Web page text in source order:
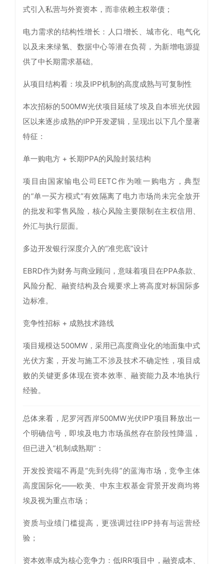
式引入私营与外资资本，而非依赖主权举债；
电力需求的结构性增长：人口增长、城市化、电气化
以及未来绿氢、数据中心等潜在负荷，为新增电源提
供了中长期需求基础。
从项目结构看：埃及IPP机制的高度成熟与可复制性
本次招标的500MW光伏项目延续了埃及自本班光伏园
区以来逐步成熟的IPP开发逻辑，呈现出以下几个显著
特征：
单一购电方 + 长期PPA的风险封装结构
项目由国家输电公司EETC作为唯一购电方，典型
的“单一买方模式”有效隔离了电力市场尚未完全放开
的批发和零售风险，核心风险主要限制在主权信用、
外汇与执行层面。
多边开发银行深度介入的“准兜底”设计
EBRD作为财务与商业顾问，意味着项目在PPA条款、
风险分配、融资结构及合规要求上将高度对标国际多
边标准。
竞争性招标 + 成熟技术路线
项目规模达500MW，采用已高度商业化的地面集中式
光伏方案，开发与施工不涉及技术不确定性，项目成
败的关键更多体现在资本效率、融资能力及本地执行
经验。
总体来看，尼罗河西岸500MW光伏IPP项目释放出一
个明确信号，即埃及电力市场虽然存在阶段性降温，
但已进入“机制成熟期”：
开发投资端不再是“先到先得”的蓝海市场，竞争主体
高度国际化——欧美、中东主权基金背景开发商均将
埃及视为重点市场；
资质与业绩门槛提高，更强调过往IPP持有与运营经
验；
资本效率成为核心竞争力：低IRR项目中，融资成本、